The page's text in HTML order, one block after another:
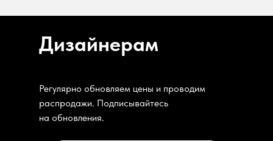
Дизайнерам
Регулярно обновляем цены и проводим
распродажи. Подписывайтесь
на обновления.